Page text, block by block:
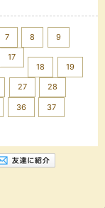
7 8 9
17
18
19
27 28
36 37